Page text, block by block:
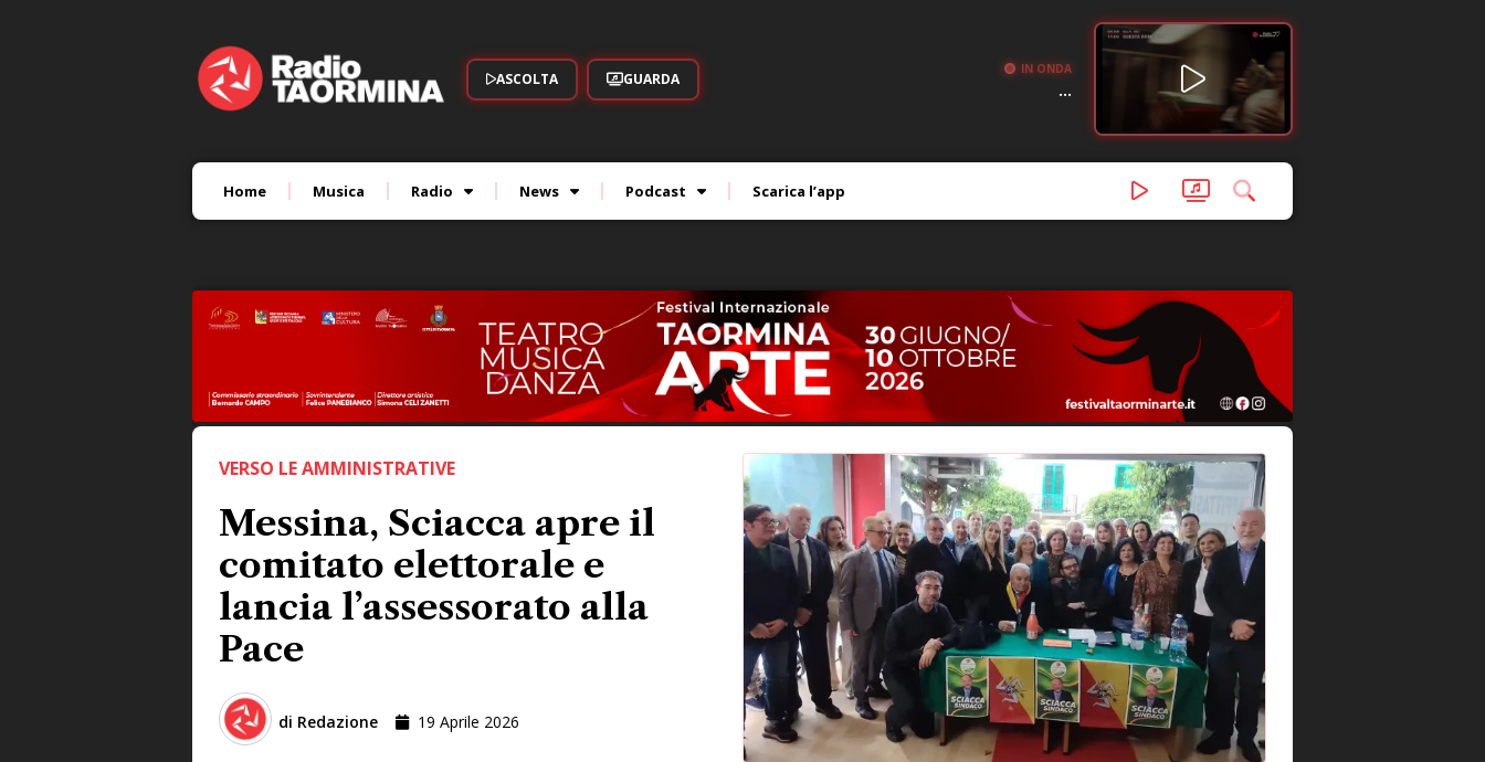
ASCOLTA GUARDA
IN ONDA
...
Home Musica Radio News Podcast Scarica l’app
VERSO LE AMMINISTRATIVE
Messina, Sciacca apre il
comitato elettorale e
lancia l’assessorato alla
Pace
di Redazione 19 Aprile 2026